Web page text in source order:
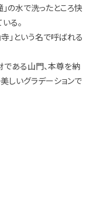
の水で洗ったところ快
る。
」という名で呼ばれる
である山門、本尊を納
しいグラデーションで